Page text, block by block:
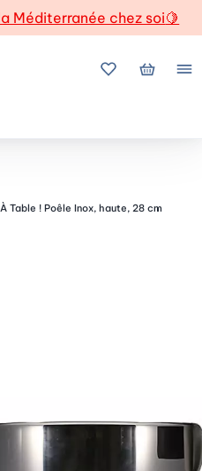
Méditerranée chez soi🍋
Mes favoris
Mon
À Table ! Poêle Inox, haute, 28 cm